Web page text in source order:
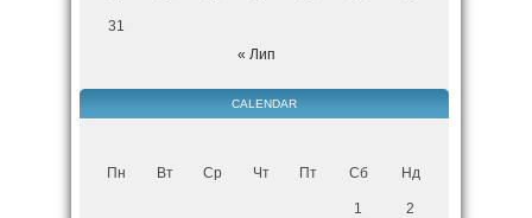
31
« Лип
CALENDAR
Пн Вт Ср Чт Пт Сб Нд
1 2